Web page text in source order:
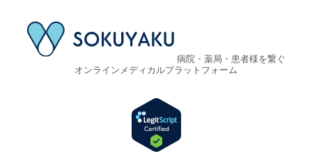
病院・薬局・患者様を繋ぐ
オンラインメディカルプラットフォーム